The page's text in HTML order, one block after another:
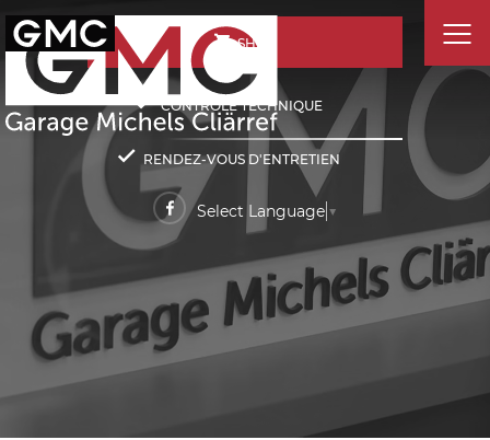
SHOP
CONTRÔLE TECHNIQUE
RENDEZ-VOUS D'ENTRETIEN
Select Language ▼